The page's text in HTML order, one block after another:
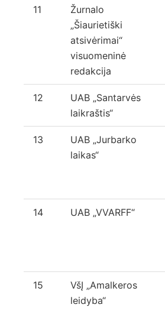
11
Žurnalo
„Šiaurietiški
atsivėrimai“
visuomeninė
redakcija
12
UAB „Santarvės
laikraštis“
13
UAB „Jurbarko
laikas“
14 UAB „VVARFF“
15
VšĮ „Amalkeros
leidyba“